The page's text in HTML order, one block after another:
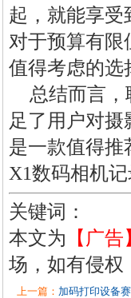
起，就能享受
对于预算有限
值得考虑的选
总结而言
足了用户对
是一款值得推
X1数码相机
关键词：
本文为 【广告
场，如有侵权
上一篇： 加码打印设备